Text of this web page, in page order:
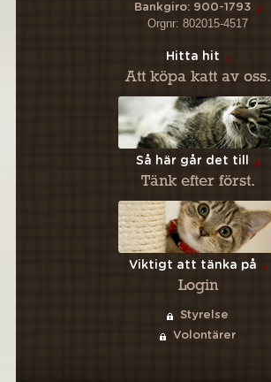
Bankgiro: 900-1793
Orgnr: 802015-4517
Hitta hit
Att köpa katt av oss.
Så här går det till
Tänk efter först.
Viktigt att tänka på
Login
Styrelse
Volontärer